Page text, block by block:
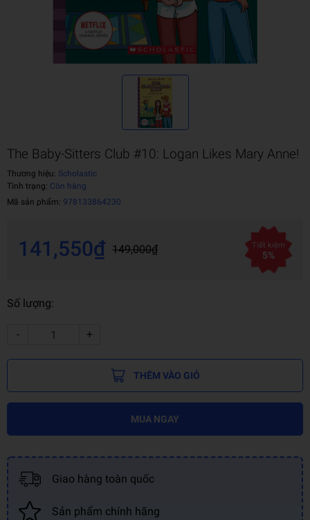
The Baby-Sitters Club #10: Logan Likes Mary Anne!
Thương hiệu: Scholastic
Tình trạng: Còn hàng
Mã sản phẩm: 978133864230
141,550₫ 149,000₫ Tiết kiệm
5%
Số lượng:
- +
THÊM VÀO GIỎ
MUA NGAY
Giao hàng toàn quốc
Sản phẩm chính hãng